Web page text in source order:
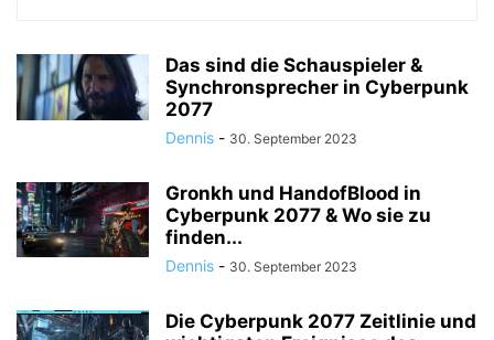
Das sind die Schauspieler &
Synchronsprecher in Cyberpunk
2077
Dennis - 30. September 2023
Gronkh und HandofBlood in
Cyberpunk 2077 & Wo sie zu
finden...
Dennis - 30. September 2023
Die Cyberpunk 2077 Zeitlinie und